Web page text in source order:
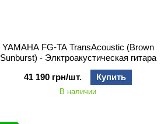
YAMAHA FG-TA TransAcoustic (Brown
Sunburst) - Элктроакустическая гитара
41 190 грн/шт.
Купить
В наличии